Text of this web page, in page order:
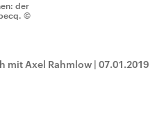
der
©
mit Axel Rahmlow | 07.01.2019